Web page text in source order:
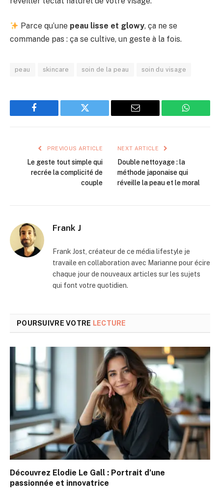
Parce qu’une peau lisse et glowy, ça ne se
commande pas : ça se cultive, un geste à la fois.
peau skincare soin de la peau soin du visage
Facebook Twitter Email
PREVIOUS ARTICLE
Le geste tout simple qui
recrée la complicité de
couple
NEXT ARTICLE
Double nettoyage : la
méthode japonaise qui
réveille la peau et le moral
Frank J
Frank Jost, créateur de ce média lifestyle je
travaile en collaboration avec Marianne pour écire
chaque jour de nouveaux articles sur les sujets
qui font votre quotidien.
POURSUIVRE VOTRE LECTURE
Découvrez Elodie Le Gall : Portrait d’une
passionnée et innovatrice